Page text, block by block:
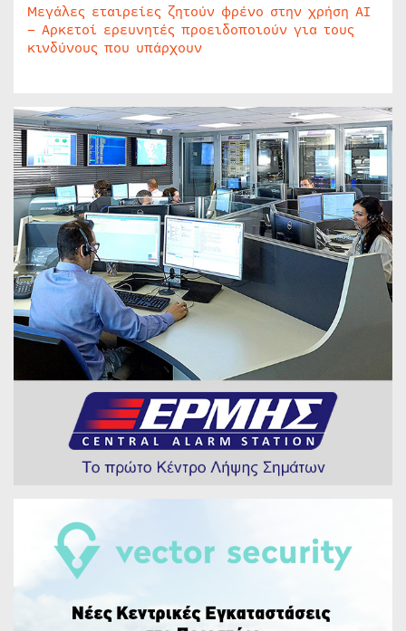
Μεγάλες εταιρείες ζητούν φρένο στην χρήση AI
– Αρκετοί ερευνητές προειδοποιούν για τους
κινδύνους που υπάρχουν